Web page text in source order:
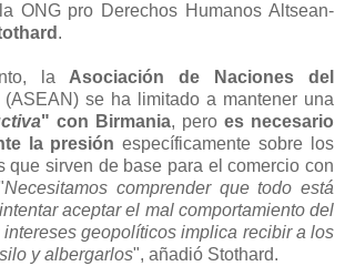
ONG pro Derechos Humanos Altsean-
.
la Asociación de Naciones del
(ASEAN) se ha limitado a mantener una
" con Birmania, pero es necesario
la presión específicamente sobre los
que sirven de base para el comercio con
Necesitamos comprender que todo está
aceptar el mal comportamiento del
geopolíticos implica recibir a los
y albergarlos", añadió Stothard.